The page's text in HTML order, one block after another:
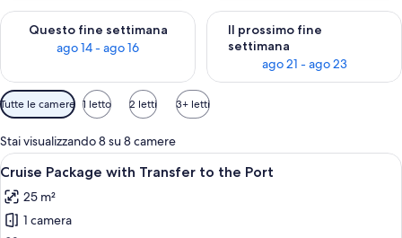
Questo fine settimana
ago 14 - ago 16
Verifica la disponibilità per questo fine settimana, ago 14 -
Il prossimo fine
settimana
ago 21 - ago 23
Verifica la disponibilità per il
Filtri
disponibili
per
le
camere
Tutte le camere 1 letto 2 letti 3+ letti
Stai visualizzando 8 su 8 camere
Apri
tutte
le
foto
Una nave da crociera, la MSC
10
Cruise Package with Transfer to the Port
25 m²
1 camera